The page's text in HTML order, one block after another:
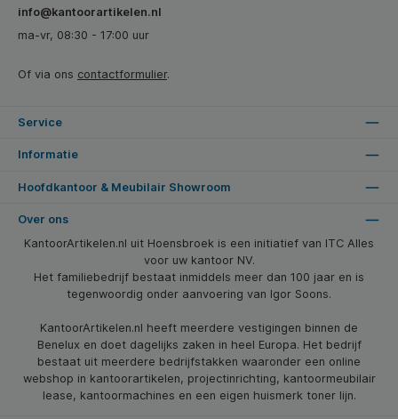
info@kantoorartikelen.nl
ma-vr, 08:30 - 17:00 uur
Of via ons contactformulier.
Service
Informatie
Hoofdkantoor & Meubilair Showroom
Over ons
KantoorArtikelen.nl uit Hoensbroek is een initiatief van ITC Alles
voor uw kantoor NV.
Het familiebedrijf bestaat inmiddels meer dan 100 jaar en is
tegenwoordig onder aanvoering van Igor Soons.
KantoorArtikelen.nl heeft meerdere vestigingen binnen de
Benelux en doet dagelijks zaken in heel Europa. Het bedrijf
bestaat uit meerdere bedrijfstakken waaronder een online
webshop in kantoorartikelen, projectinrichting, kantoormeubilair
lease, kantoormachines en een eigen huismerk toner lijn.